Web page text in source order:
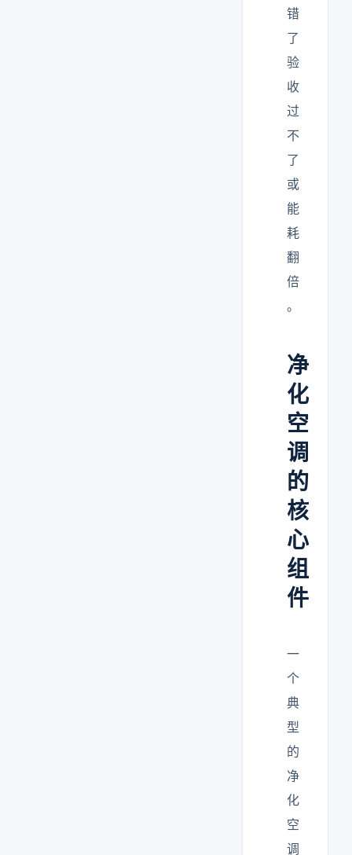
错
了
验
收
过
不
了
或
能
耗
翻
倍
。
净
化
空
调
的
核
心
组
件
一
个
典
型
的
净
化
空
调